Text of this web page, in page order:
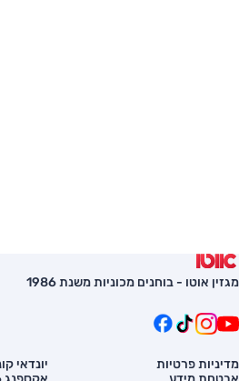
מגזין אוטו - בוחנים מכוניות משנת 1986
מדיניות פרטיות
יונדאי